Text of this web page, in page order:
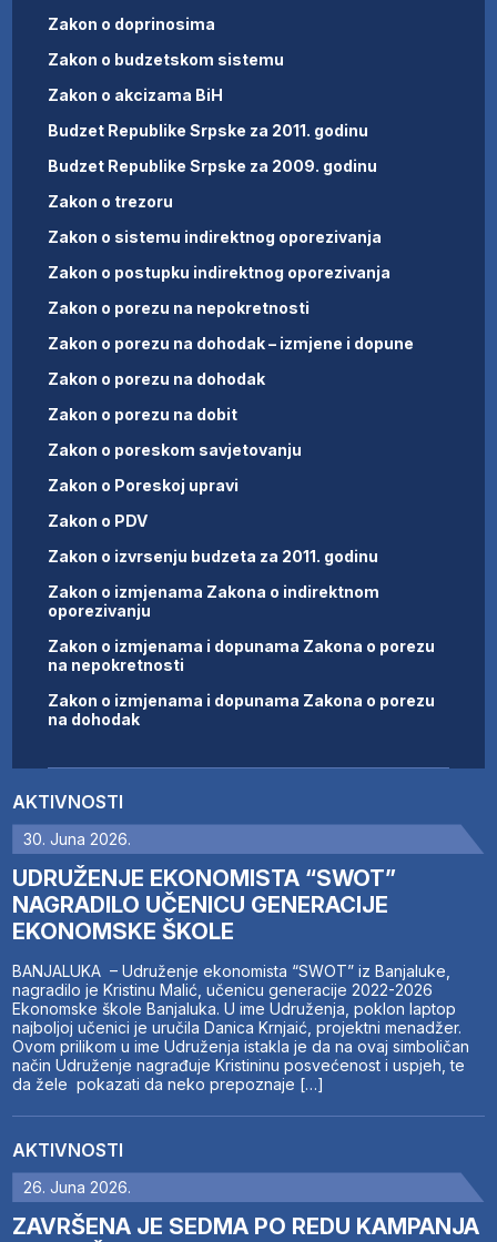
AKTIVNOSTI
30. Juna 2026.
UDRUŽENJE EKONOMISTA “SWOT”
NAGRADILO UČENICU GENERACIJE
EKONOMSKE ŠKOLE
BANJALUKA – Udruženje ekonomista “SWOT” iz Banjaluke,
nagradilo je Kristinu Malić, učenicu generacije 2022-2026
Ekonomske škole Banjaluka. U ime Udruženja, poklon laptop
najboljoj učenici je uručila Danica Krnjaić, projektni menadžer.
Ovom prilikom u ime Udruženja istakla je da na ovaj simboličan
način Udruženje nagrađuje Kristininu posvećenost i uspjeh, te
da žele pokazati da neko prepoznaje […]
AKTIVNOSTI
26. Juna 2026.
ZAVRŠENA JE SEDMA PO REDU KAMPANJA
Zakon o doprinosima
Zakon o budzetskom sistemu
Zakon o akcizama BiH
Budzet Republike Srpske za 2011. godinu
Budzet Republike Srpske za 2009. godinu
Zakon o trezoru
Zakon o sistemu indirektnog oporezivanja
Zakon o postupku indirektnog oporezivanja
Zakon o porezu na nepokretnosti
Zakon o porezu na dohodak – izmjene i dopune
Zakon o porezu na dohodak
Zakon o porezu na dobit
Zakon o poreskom savjetovanju
Zakon o Poreskoj upravi
Zakon o PDV
Zakon o izvrsenju budzeta za 2011. godinu
Zakon o izmjenama Zakona o indirektnom
oporezivanju
Zakon o izmjenama i dopunama Zakona o porezu
na nepokretnosti
Zakon o izmjenama i dopunama Zakona o porezu
na dohodak